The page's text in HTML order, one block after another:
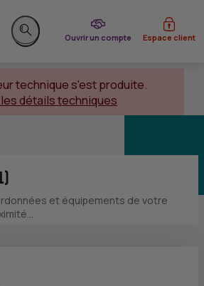
Rechercher sur le site
Ouvrir un compte
du CIC Espace client
technique s'est produite.
détails techniques
précédente
et équipements de votre